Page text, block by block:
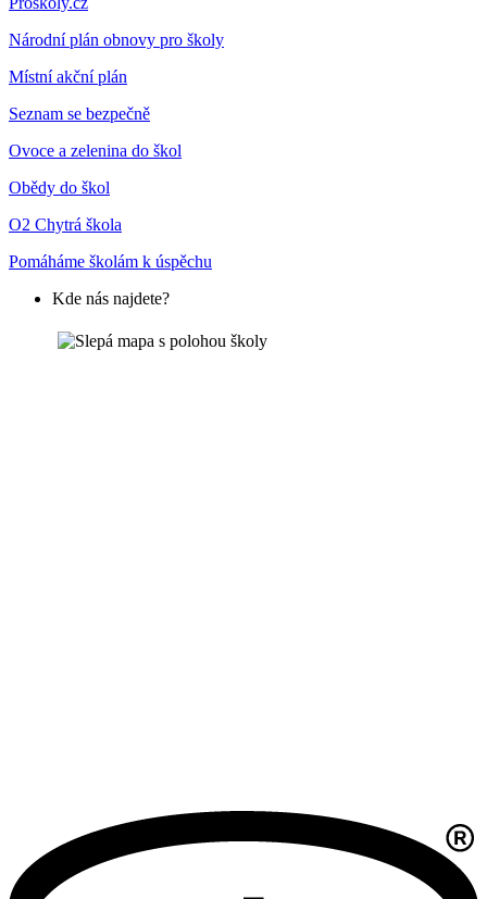
Národní plán obnovy pro školy
Místní akční plán
Seznam se bezpečně
Ovoce a zelenina do škol
Obědy do škol
O2 Chytrá škola
Pomáháme školám k úspěchu
Kde nás najdete?